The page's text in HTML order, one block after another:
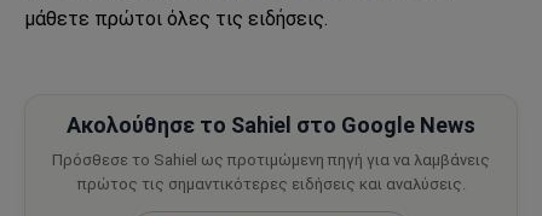
μάθετε πρώτοι όλες τις ειδήσεις.
Ακολούθησε το Sahiel στο Google News
Πρόσθεσε το Sahiel ως προτιμώμενη πηγή για να λαμβάνεις
πρώτος τις σημαντικότερες ειδήσεις και αναλύσεις.